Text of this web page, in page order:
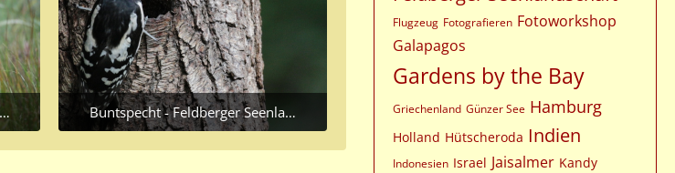
Buntspecht - Feldberger Seenlandschaft
June 16, 2020 at 1:55 PM
1
Flugzeug Fotografieren Fotoworkshop
Galapagos
Gardens by the Bay
Griechenland Günzer See Hamburg
Holland Hütscheroda Indien
Indonesien Israel Jaisalmer Kandy